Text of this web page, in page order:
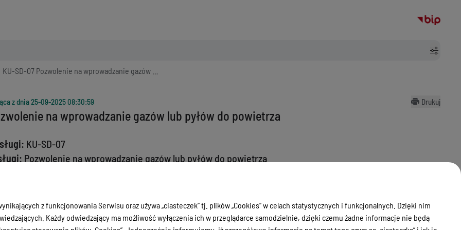
KU-SD-07 Pozwolenie na wprowadzanie gazów lub pyłów do powietrza
z dnia25-09-2025 08:30:59 Drukuj
na wprowadzanie gazów lub pyłów do powietrza
KU-SD-07
Pozwolenie na wprowadzanie gazów lub pyłów do powietrza
z funkcjonowania Serwisu oraz używa „ciasteczek” tj. plików „Cookies” w celach statystycznych i funkcjonalnych. Dzięki nim
Każdy odwiedzający ma możliwość wyłączenia ich w przeglądarce samodzielnie, dzięki czemu żadne informacje nie będą